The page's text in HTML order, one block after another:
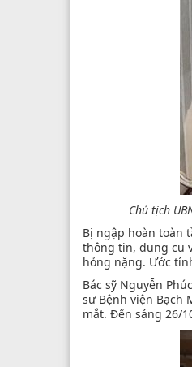
Chủ tịch
Bị ngập hoàn toàn
thông tin, dụng cụ
hỏng nặng. Ước
Bác sỹ Nguyễn
sư Bệnh viện Bạch
mắt. Đến sáng 26/